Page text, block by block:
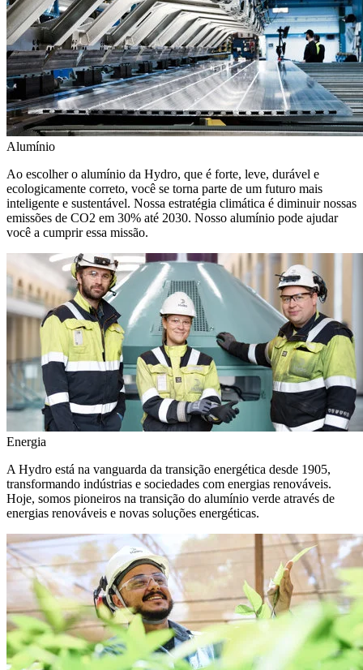
Alumínio
Ao escolher o alumínio da Hydro, que é forte, leve, durável e
ecologicamente correto, você se torna parte de um futuro mais
inteligente e sustentável. Nossa estratégia climática é diminuir nossas
emissões de CO2 em 30% até 2030. Nosso alumínio pode ajudar
você a cumprir essa missão.
Energia
A Hydro está na vanguarda da transição energética desde 1905,
transformando indústrias e sociedades com energias renováveis.
Hoje, somos pioneiros na transição do alumínio verde através de
energias renováveis e novas soluções energéticas.